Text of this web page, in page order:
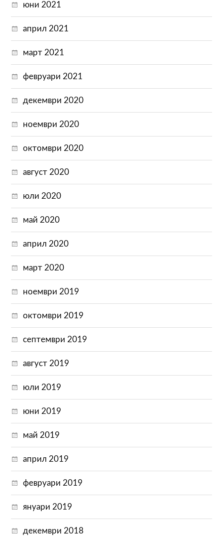
юни 2021
април 2021
март 2021
февруари 2021
декември 2020
ноември 2020
октомври 2020
август 2020
юли 2020
май 2020
април 2020
март 2020
ноември 2019
октомври 2019
септември 2019
август 2019
юли 2019
юни 2019
май 2019
април 2019
февруари 2019
януари 2019
декември 2018